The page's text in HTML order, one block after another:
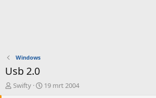
Windows
Usb 2.0
O
Swifty
S19 mrt 2004